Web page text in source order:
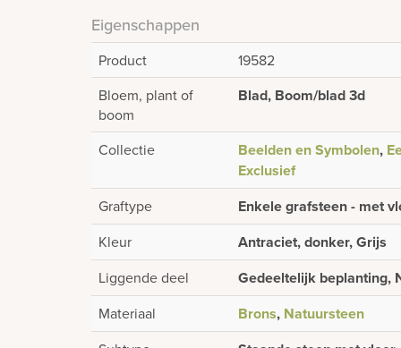
Eigenschappen
Product
19582
Bloem, plant of
boom
Blad, Boom/blad 3d
Collectie Beelden en Symbolen,
Exclusief
Graftype Enkele grafsteen - met
Kleur Antraciet, donker, Grijs
Liggende deel Gedeeltelijk beplanting,
Materiaal Brons, Natuursteen